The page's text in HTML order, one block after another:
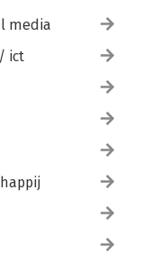
media
ict